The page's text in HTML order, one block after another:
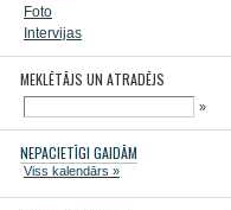
Foto
Intervijas
MEKLĒTĀJS UN ATRADĒJS
»
NEPACIETĪGI GAIDĀM
Viss kalendārs »